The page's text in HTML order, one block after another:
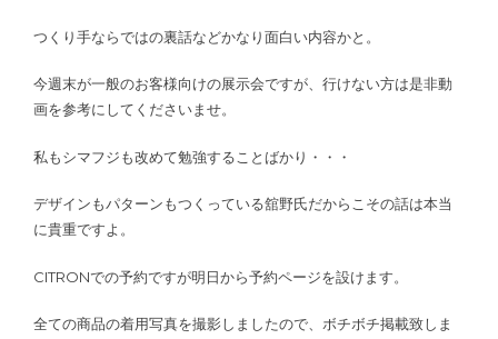
つくり手ならではの裏話などかなり面白い内容かと。
今週末が一般のお客様向けの展示会ですが、行けない方は是非動
画を参考にしてくださいませ。
私もシマフジも改めて勉強することばかり・・・
デザインもパターンもつくっている舘野氏だからこその話は本当
に貴重ですよ。
CITRONでの予約ですが明日から予約ページを設けます。
全ての商品の着用写真を撮影しましたので、ボチボチ掲載致しま